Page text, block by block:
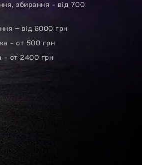
збирання - від 700
– від 6000 грн
- от 500 грн
- от 2400 грн